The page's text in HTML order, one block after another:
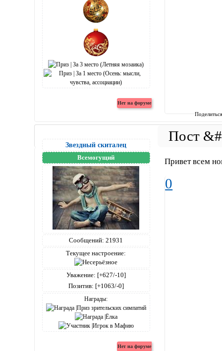
Звездный скиталец
Всемогущий
Сообщений: 21931
Текущее настроение:
Уважение: [+627/-10]
Позитив: [+1063/-0]
Награды:
Привет всем
0